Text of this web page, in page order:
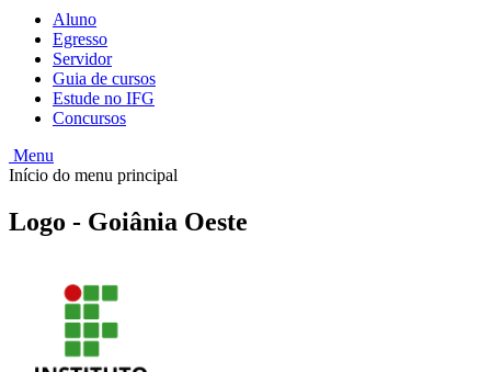
Aluno
Egresso
Servidor
Guia de cursos
Estude no IFG
Concursos
Menu
Início do menu principal
Logo - Goiânia Oeste